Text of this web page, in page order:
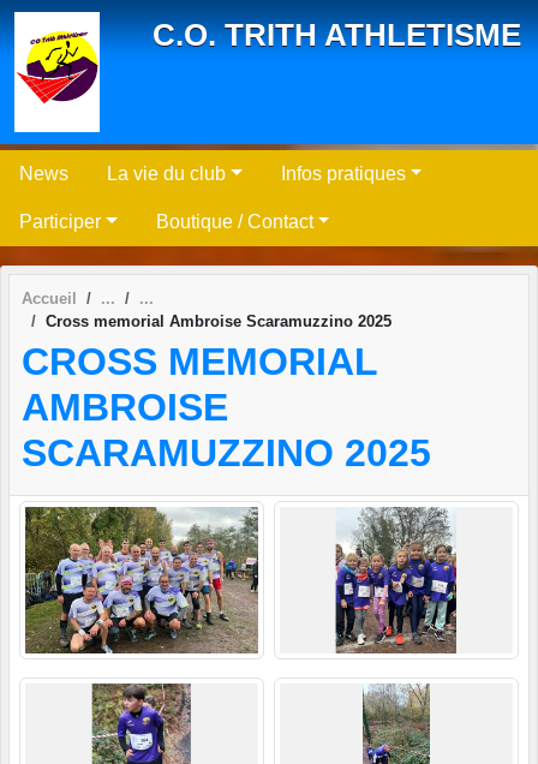
C.O. TRITH ATHLETISME
News La vie du club Infos pratiques
Participer Boutique / Contact
Accueil
Cross memorial Ambroise Scaramuzzino 2025
CROSS MEMORIAL
AMBROISE
SCARAMUZZINO 2025
Panneau de gestion des cookies